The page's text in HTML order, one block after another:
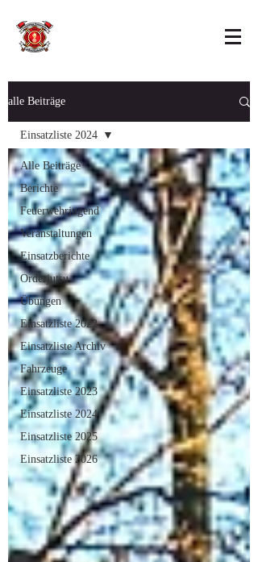
alle Beiträge
Alle Beiträge
Berichte
Feuerwehrjugend
Veranstaltungen
Einsatzberichte
Orderjutsu
Übungen
Einsatzliste 2022
Einsatzliste Archiv
Fahrzeuge
Einsatzliste 2023
Einsatzliste 2024
Einsatzliste 2025
Einsatzliste 2026
Einsatzliste 2024